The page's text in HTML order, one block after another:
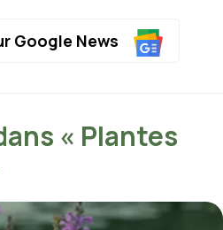
Google News
« Plantes